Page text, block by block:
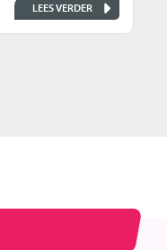
LEES VERDER